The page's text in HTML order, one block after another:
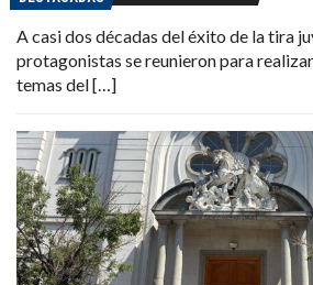
A casi dos décadas del éxito de la tira
protagonistas se reunieron para
temas del […]